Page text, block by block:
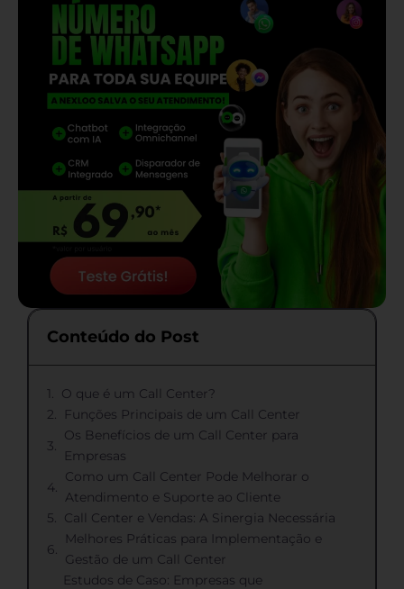
Conteúdo do Post
O que é um Call Center?
Funções Principais de um Call Center
Os Benefícios de um Call Center para
Empresas
Como um Call Center Pode Melhorar o
Atendimento e Suporte ao Cliente
Call Center e Vendas: A Sinergia Necessária
Melhores Práticas para Implementação e
Gestão de um Call Center
Estudos de Caso: Empresas que